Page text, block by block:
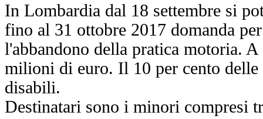
In Lombardia dal 18 settembre si
fino al 31 ottobre 2017 domanda
l'abbandono della pratica motoria.
milioni di euro. Il 10 per cento delle
disabili.
Destinatari sono i minori compresi